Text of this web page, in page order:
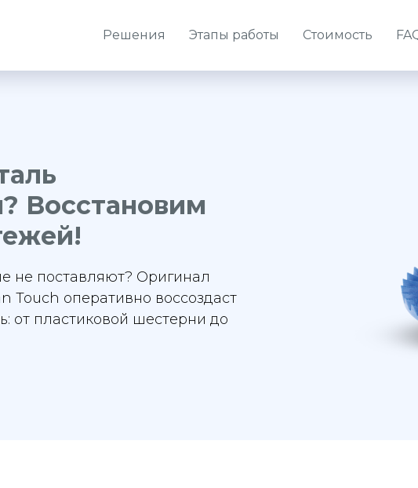
Решения Этапы работы Стоимость
Восстановим
не поставляют? Оригинал
Touch оперативно воссоздаст
от пластиковой шестерни до